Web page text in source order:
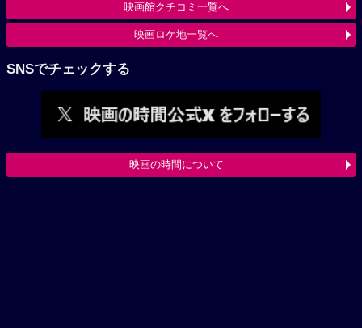
映画館クチコミ一覧へ
映画ロケ地一覧へ
SNSでチェックする
映画の時間について